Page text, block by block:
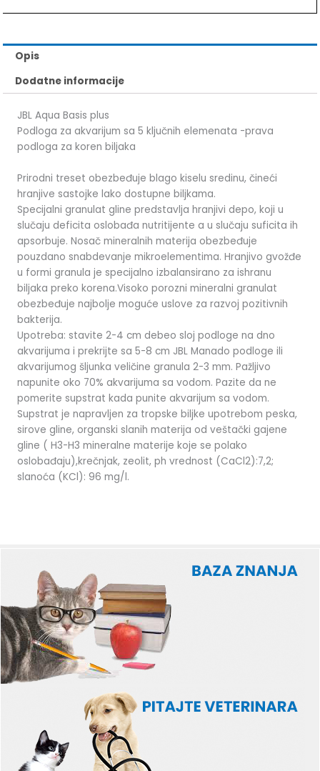
Opis
Dodatne informacije
JBL Aqua Basis plus
Podloga za akvarijum sa 5 ključnih elemenata -prava
podloga za koren biljaka
Prirodni treset obezbeđuje blago kiselu sredinu, čineći
hranjive sastojke lako dostupne biljkama.
Specijalni granulat gline predstavlja hranjivi depo, koji u
slučaju deficita oslobađa nutritijente a u slučaju suficita ih
apsorbuje. Nosač mineralnih materija obezbeđuje
pouzdano snabdevanje mikroelementima. Hranjivo gvožđe
u formi granula je specijalno izbalansirano za ishranu
biljaka preko korena.Visoko porozni mineralni granulat
obezbeđuje najbolje moguće uslove za razvoj pozitivnih
bakterija.
Upotreba: stavite 2-4 cm debeo sloj podloge na dno
akvarijuma i prekrijte sa 5-8 cm JBL Manado podloge ili
akvarijumog šljunka veličine granula 2-3 mm. Pažljivo
napunite oko 70% akvarijuma sa vodom. Pazite da ne
pomerite supstrat kada punite akvarijum sa vodom.
Supstrat je napravljen za tropske biljke upotrebom peska,
sirove gline, organski slanih materija od veštački gajene
gline ( H3-H3 mineralne materije koje se polako
oslobađaju),krečnjak, zeolit, ph vrednost (CaCl2):7,2;
slanoća (KCl): 96 mg/l.